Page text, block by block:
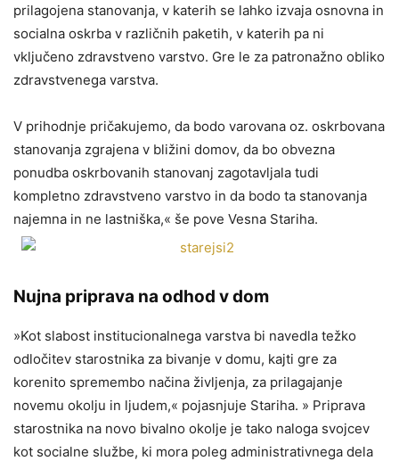
prilagojena stanovanja, v katerih se lahko izvaja osnovna in
socialna oskrba v različnih paketih, v katerih pa ni
vključeno zdravstveno varstvo. Gre le za patronažno obliko
zdravstvenega varstva.
V prihodnje pričakujemo, da bodo varovana oz. oskrbovana
stanovanja zgrajena v bližini domov, da bo obvezna
ponudba oskrbovanih stanovanj zagotavljala tudi
kompletno zdravstveno varstvo in da bodo ta stanovanja
najemna in ne lastniška,« še pove Vesna Stariha.
Nujna priprava na odhod v dom
»Kot slabost institucionalnega varstva bi navedla težko
odločitev starostnika za bivanje v domu, kajti gre za
korenito spremembo načina življenja, za prilagajanje
novemu okolju in ljudem,« pojasnjuje Stariha. » Priprava
starostnika na novo bivalno okolje je tako naloga svojcev
kot socialne službe, ki mora poleg administrativnega dela